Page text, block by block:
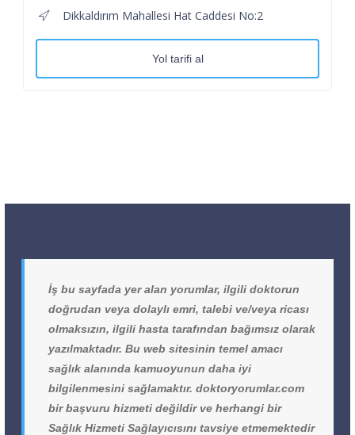
Dikkaldırım Mahallesi Hat Caddesi No:2
Yol tarifi al
İş bu sayfada yer alan yorumlar, ilgili doktorun
doğrudan veya dolaylı emri, talebi ve/veya ricası
olmaksızın, ilgili hasta tarafından bağımsız olarak
yazılmaktadır. Bu web sitesinin temel amacı
sağlık alanında kamuoyunun daha iyi
bilgilenmesini sağlamaktır. doktoryorumlar.com
bir başvuru hizmeti değildir ve herhangi bir
Sağlık Hizmeti Sağlayıcısını tavsiye etmemektedir